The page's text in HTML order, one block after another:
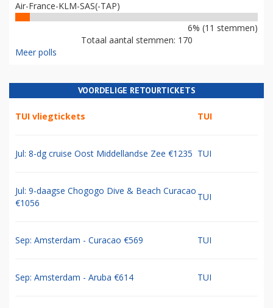
Air-France-KLM-SAS(-TAP)
6% (11 stemmen)
Totaal aantal stemmen: 170
Meer polls
VOORDELIGE RETOURTICKETS
TUI vliegtickets TUI
Jul: 8-dg cruise Oost Middellandse Zee €1235 TUI
Jul: 9-daagse Chogogo Dive & Beach Curacao
€1056
TUI
Sep: Amsterdam - Curacao €569 TUI
Sep: Amsterdam - Aruba €614 TUI